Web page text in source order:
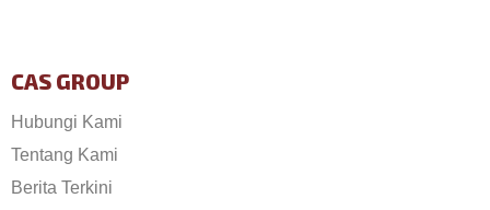
CAS GROUP
Hubungi Kami
Tentang Kami
Berita Terkini